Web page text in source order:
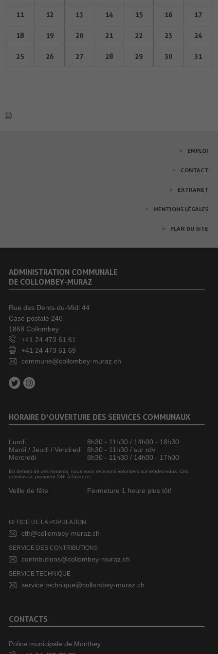
11 12 13 14 15 16 17
18 19 20 21 22 23 24
25 26 27 28 29 30 31
EMPLOI
CONTACT
EXTRANET
MENTIONS LÉGALES
PLAN DU SITE
ADMINISTRATION COMMUNALE
DE COLLOMBEY-MURAZ
Rue des Dents-du-Midi 44
Case postale 246
1868 Collombey
+41 24 473 61 61
+41 24 473 61 69
commune@collombey-muraz.ch
HORAIRE D’OUVERTURE DES SERVICES COMMUNAUX
Lundi
8h30 - 11h30 / 14h00 - 18h30
Mardi / Jeudi / Vendredi
8h30 - 11h30 / sur rdv
Mercredi
8h30 - 11h30 / 14h00 - 17h00
En dehors de ces horaires, nous vous recevons volontiers sur rendez-vous. Ces
derniers se prennent 24h à l’avance.
Veille de fête Fermeture 1 heure plus tôt!
OFFICE DE LA POPULATION
cth@collombey-muraz.ch
SERVICE DES CONTRIBUTIONS
contributions@collombey-muraz.ch
SERVICE TECHNIQUE
service.technique@collombey-muraz.ch
CONTACTS
Police municipale de Monthey